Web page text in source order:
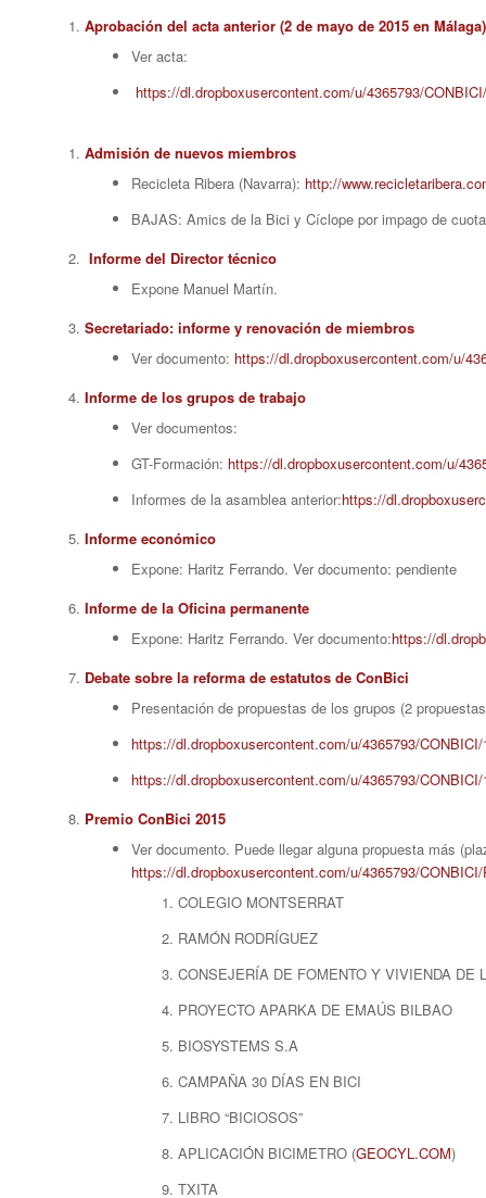
Aprobación del acta anterior (2 de mayo de 2015 en Málaga)
Ver acta:
https://dl.dropboxusercontent.com/u/4365793/
Admisión de nuevos miembros
Recicleta Ribera (Navarra): http://
BAJAS: Amics de la Bici y Cíclope por impago de
Informe del Director técnico
Expone Manuel Martín.
Secretariado: informe y renovación de miembros
Ver documento: https://dl.dropboxusercontent.com/u/
Informe de los grupos de trabajo
Ver documentos:
GT-Formación: https://dl.dropboxusercontent.com/u/
Informes de la asamblea anterior:https://
Informe económico
Expone: Haritz Ferrando. Ver documento: pendiente
Informe de la Oficina permanente
Expone: Haritz Ferrando. Ver documento:https://
Debate sobre la reforma de estatutos de ConBici
Presentación de propuestas de los grupos (2
https://dl.dropboxusercontent.com/u/4365793/
https://dl.dropboxusercontent.com/u/4365793/
Premio ConBici 2015
Ver documento. Puede llegar alguna propuesta más
https://dl.dropboxusercontent.com/u/4365793/
COLEGIO MONTSERRAT
RAMÓN RODRÍGUEZ
CONSEJERÍA DE FOMENTO Y VIVIENDA DE
PROYECTO APARKA DE EMAÚS BILBAO
BIOSYSTEMS S.A
CAMPAÑA 30 DÍAS EN BICI
LIBRO “BICIOSOS”
APLICACIÓN BICIMETRO (GEOCYL.COM)
TXITA